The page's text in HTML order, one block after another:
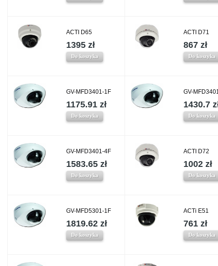
ACTI D65
1395 zł
Do koszyka
ACTI D71
867 zł
Do koszyka
GV-MFD3401-1F
1175.91 zł
Do koszyka
GV-
1430.7
Do koszyka
GV-MFD3401-4F
1583.65 zł
Do koszyka
ACTI D72
1002 zł
Do koszyka
GV-MFD5301-1F
1819.62 zł
Do koszyka
ACTi E51
761 zł
Do koszyka